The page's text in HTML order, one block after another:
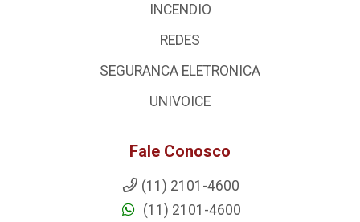
INCENDIO
REDES
SEGURANCA ELETRONICA
UNIVOICE
Fale Conosco
(11) 2101-4600
(11) 2101-4600